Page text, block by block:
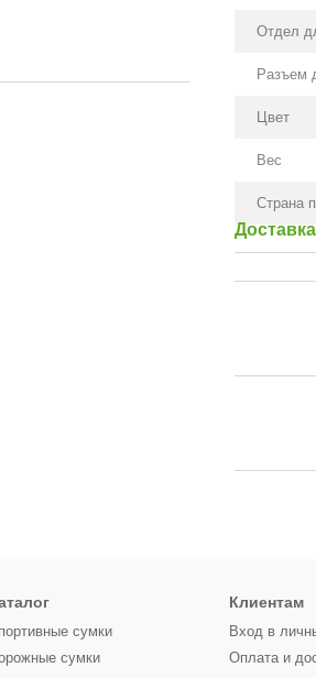
Отдел
Разъем
Цвет
Вес
Страна
Доставка
сумки
сумки
Клиентам
Вход в
Оплата и